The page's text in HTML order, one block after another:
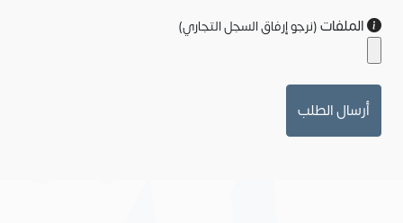
الملفات(نرجو إرفاق السجل التجاري)
أرسال الطلب